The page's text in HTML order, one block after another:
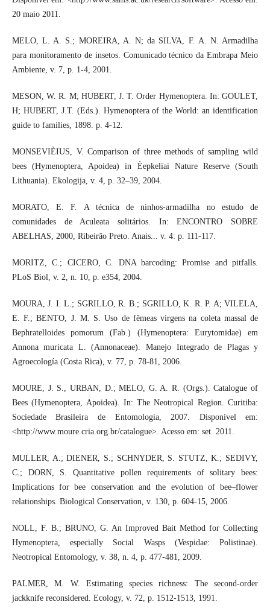
20 maio 2011.
MELO, L. A. S.; MOREIRA, A. N; da SILVA, F. A. N. Armadilha
para monitoramento de insetos. Comunicado técnico da Embrapa Meio
Ambiente, v. 7, p. 1-4, 2001.
MESON, W. R. M; HUBERT, J. T. Order Hymenoptera. In: GOULET,
H; HUBERT, J.T. (Eds.). Hymenoptera of the World: an identification
guide to families, 1898. p. 4-12.
MONSEVIÈIUS, V. Comparison of three methods of sampling wild
bees (Hymenoptera, Apoidea) in Èepkeliai Nature Reserve (South
Lithuania). Ekologija, v. 4, p. 32–39, 2004.
MORATO, E. F. A técnica de ninhos-armadilha no estudo de
comunidades de Aculeata solitários. In: ENCONTRO SOBRE
ABELHAS, 2000, Ribeirão Preto. Anais... v. 4: p. 111-117.
MORITZ, C.; CICERO, C. DNA barcoding: Promise and pitfalls.
PLoS Biol, v. 2, n. 10, p. e354, 2004.
MOURA, J. I. L.; SGRILLO, R. B.; SGRILLO, K. R. P. A; VILELA,
E. F.; BENTO, J. M. S. Uso de fêmeas virgens na coleta massal de
Bephratelloides pomorum (Fab.) (Hymenoptera: Eurytomidae) em
Annona muricata L. (Annonaceae). Manejo Integrado de Plagas y
Agroecología (Costa Rica), v. 77, p. 78-81, 2006.
MOURE, J. S., URBAN, D.; MELO, G. A. R. (Orgs.). Catalogue of
Bees (Hymenoptera, Apoidea). In: The Neotropical Region. Curitiba:
Sociedade Brasileira de Entomologia, 2007. Disponível em:
<http://www.moure.cria.org.br/catalogue>. Acesso em: set. 2011.
MULLER, A.; DIENER, S.; SCHNYDER, S. STUTZ, K.; SEDIVY,
C.; DORN, S. Quantitative pollen requirements of solitary bees:
Implications for bee conservation and the evolution of bee–flower
relationships. Biological Conservation, v. 130, p. 604-15, 2006.
NOLL, F. B.; BRUNO, G. An Improved Bait Method for Collecting
Hymenoptera, especially Social Wasps (Vespidae: Polistinae).
Neotropical Entomology, v. 38, n. 4, p. 477-481, 2009.
PALMER, M. W. Estimating species richness: The second-order
jackknife reconsidered. Ecology, v. 72, p. 1512-1513, 1991.